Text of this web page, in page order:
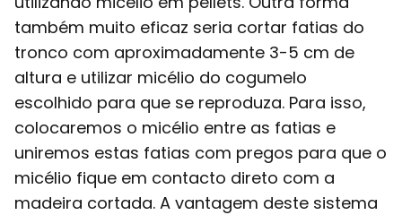
também muito eficaz seria cortar fatias do
tronco com aproximadamente 3-5 cm de
altura e utilizar micélio do cogumelo
escolhido para que se reproduza. Para isso,
colocaremos o micélio entre as fatias e
uniremos estas fatias com pregos para que o
micélio fique em contacto direto com a
madeira cortada. A vantagem deste sistema